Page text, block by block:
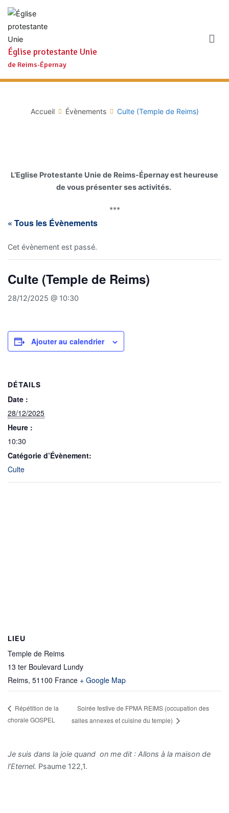
Aller
contenu
Église protestante Unie
de Reims-Épernay
Accueil Évènements Culte (Temple de Reims)
L’Eglise Protestante Unie de Reims-Épernay est heureuse
de vous présenter ses activités.
***
« Tous les Évènements
Cet évènement est passé.
Culte (Temple de Reims)
28/12/2025 @ 10:30
Ajouter au calendrier
DÉTAILS
Date :
28/12/2025
Heure :
10:30
Catégorie d’Évènement:
Culte
LIEU
Temple de Reims
13 ter Boulevard Lundy
Reims, 51100 France + Google Map
Répétition de la
chorale GOSPEL
Soirée festive de FPMA REIMS (occupation des
salles annexes et cuisine du temple)
Je suis dans la joie quand on me dit : Allons à la maison de
l’Eternel. Psaume 122,1.